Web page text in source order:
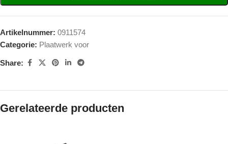
Artikelnummer: 0911574
Categorie: Plaatwerk voor
Share:
Gerelateerde producten